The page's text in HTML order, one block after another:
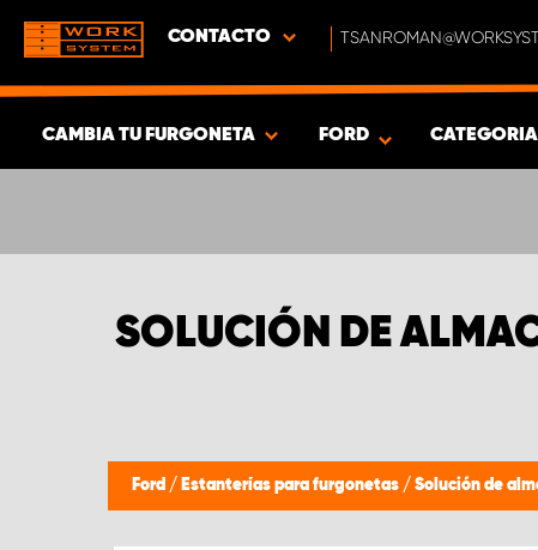
CONTACTO
CAMBIA TU FURGONETA
PRODUCTOS
FORD
SOLUCIÓN DE
Ford / Estanterías para furgonetas / Solución de